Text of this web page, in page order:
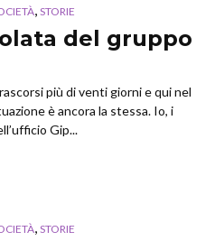
, STORIE
del gruppo
più di venti giorni e qui nel
è ancora la stessa. Io, i
Gip...
, STORIE